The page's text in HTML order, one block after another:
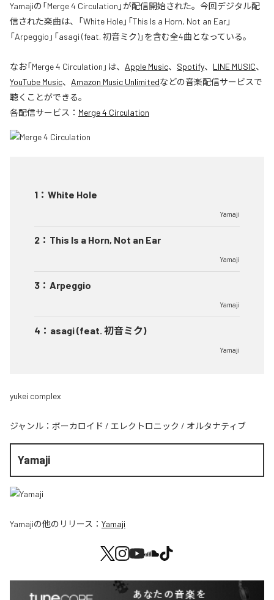
Yamajiの「Merge 4 Circulation」が配信開始された。今回デジタル配
信された楽曲は、「White Hole」「This Is a Horn, Not an Ear」
「Arpeggio」「asagi (feat. 初音ミク)」を含む全4曲となっている。
なお「Merge 4 Circulation 」は、 Apple Music、 Spotify、 LINE MUSIC、
YouTube Music、 Amazon Music Unlimitedなどの音楽配信サービスで
聴くことができる。
各配信サービス： Merge 4 Circulation
1 ： White Hole
Yamaji
2 ： This Is a Horn, Not an Ear
Yamaji
3 ： Arpeggio
Yamaji
4 ： asagi (feat. 初音ミク)
Yamaji
yukei complex
ジャンル： ボーカロイド / エレクトロニック / オルタナティブ
Yamaji
Yamajiの他のリリース： Yamaji